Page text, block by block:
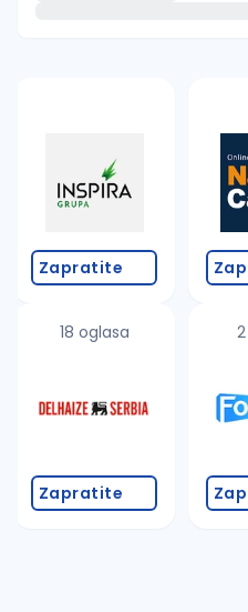
Takođe možete da:
proverite
povećajte radijus
promenite
Zapratite
18 oglasa
Zapratite